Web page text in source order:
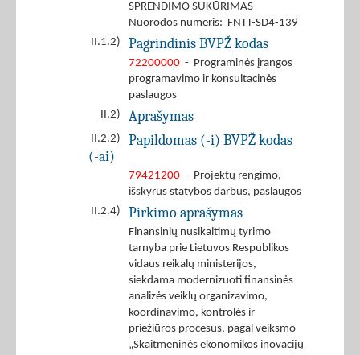
SPRENDIMO SUKŪRIMAS
Nuorodos numeris: FNTT-SD4-139
II.1.2)
Pagrindinis BVPŽ kodas
72200000 - Programinės įrangos
programavimo ir konsultacinės
paslaugos
II.2)
Aprašymas
II.2.2)
Papildomas (-i) BVPŽ kodas
(-ai)
79421200 - Projektų rengimo,
išskyrus statybos darbus, paslaugos
II.2.4)
Pirkimo aprašymas
Finansinių nusikaltimų tyrimo
tarnyba prie Lietuvos Respublikos
vidaus reikalų ministerijos,
siekdama modernizuoti finansinės
analizės veiklų organizavimo,
koordinavimo, kontrolės ir
priežiūros procesus, pagal veiksmo
„Skaitmeninės ekonomikos inovacijų